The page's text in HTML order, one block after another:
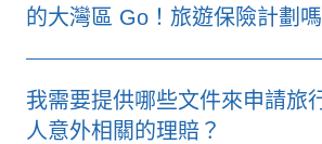
的大灣區 Go！旅遊保險計劃嗎
我需要提供哪些文件來申請旅
人意外相關的理賠？